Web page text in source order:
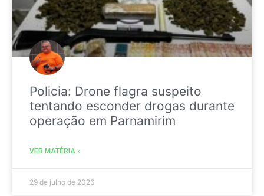
Policia: Drone flagra suspeito
tentando esconder drogas durante
operação em Parnamirim
VER MATÉRIA »
29 de julho de 2026